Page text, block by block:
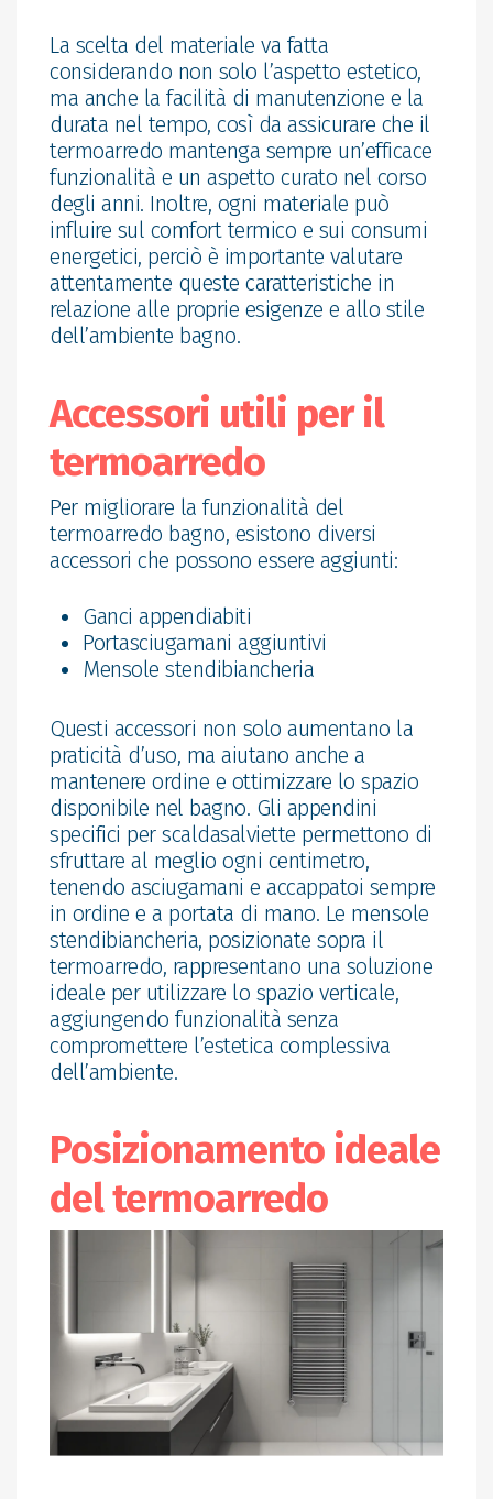
La scelta del materiale va fatta
considerando non solo l’aspetto estetico,
ma anche la facilità di manutenzione e la
durata nel tempo, così da assicurare che il
termoarredo mantenga sempre un’efficace
funzionalità e un aspetto curato nel corso
degli anni. Inoltre, ogni materiale può
influire sul comfort termico e sui consumi
energetici, perciò è importante valutare
attentamente queste caratteristiche in
relazione alle proprie esigenze e allo stile
dell’ambiente bagno.
Accessori utili per il
termoarredo
Per migliorare la funzionalità del
termoarredo bagno, esistono diversi
accessori che possono essere aggiunti:
Ganci appendiabiti
Portasciugamani aggiuntivi
Mensole stendibiancheria
Questi accessori non solo aumentano la
praticità d’uso, ma aiutano anche a
mantenere ordine e ottimizzare lo spazio
disponibile nel bagno. Gli appendini
specifici per scaldasalviette permettono di
sfruttare al meglio ogni centimetro,
tenendo asciugamani e accappatoi sempre
in ordine e a portata di mano. Le mensole
stendibiancheria, posizionate sopra il
termoarredo, rappresentano una soluzione
ideale per utilizzare lo spazio verticale,
aggiungendo funzionalità senza
compromettere l’estetica complessiva
dell’ambiente.
Posizionamento ideale
del termoarredo